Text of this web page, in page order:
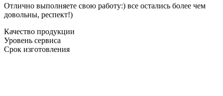
Отлично выполняете свою работу:) все остались более чем
довольны, респект!)
Качество продукции
Уровень сервиса
Срок изготовления